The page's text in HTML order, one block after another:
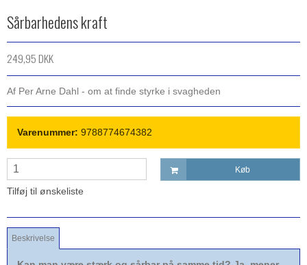
Sårbarhedens kraft
249,95 DKK
Af Per Arne Dahl - om at finde styrke i svagheden
Varenummer: 9788774674382
Køb
Tilføj til ønskeliste
Beskrivelse